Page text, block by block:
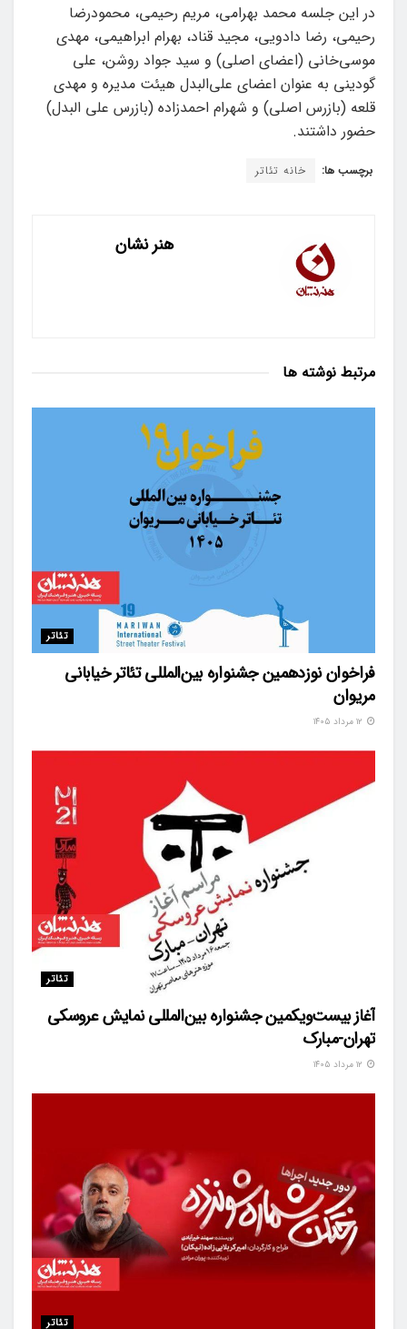
در این جلسه محمد بهرامی، مریم رحیمی، محمودرضا
رحیمی، رضا دادویی، مجید قناد، بهرام ابراهیمی، مهدی
موسی‌خانی (اعضای اصلی) و سید جواد روشن، علی
گودینی به عنوان اعضای علی‌البدل هیئت مدیره و مهدی
قلعه (بازرس اصلی) و شهرام احمدزاده (بازرس علی البدل)
حضور داشتند.
برچسب ها: خانه تئاتر
هنر نشان
مرتبط نوشته ها
تئاتر
فراخوان نوزدهمین جشنواره بین‌المللی تئاتر خیابانی
مریوان
تئاتر
آغاز بیست‌ویکمین جشنواره بین‌المللی نمایش عروسکی
تهران-مبارک
تئاتر